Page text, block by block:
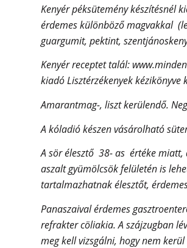
Kenyér péksütemény készítésnél
érdemes különböző magvakkal
guargumit, pektint,
Kenyér receptet talál:
kiadó Lisztérzékenyek kézikönyve
Amarantmag-, liszt kerülendő.
A kóladió készen vásárolható
A sör élesztő 38- as értéke miatt,
aszalt gyümölcsök felületén is
tartalmazhatnak élesztőt,
Panaszaival érdemes
refrakter cöliakia. A szájzugban
meg kell vizsgálni, hogy nem